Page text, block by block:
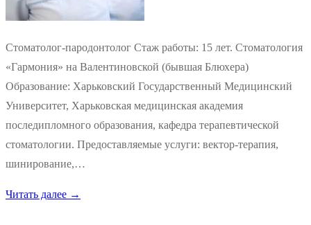
Стоматолог-пародонтолог Стаж работы: 15 лет. Стоматология
«Гармония» на Валентиновской (бывшая Блюхера)
Образование: Харьковский Государственный Медицинский
Университет, Харьковская медицинская академия
последипломного образования, кафедра терапевтической
стоматологии. Предоставляемые услуги: вектор-терапия,
шинирование,…
Читать далее →